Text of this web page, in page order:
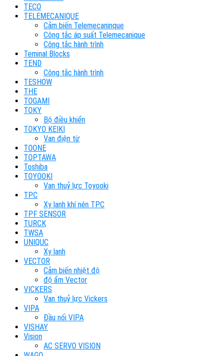
TECO
TELEMECANIQUE
Cảm biến Telemecaninque
Công tắc áp suất Telemecanique
Công tắc hành trình
Teminal Blocks
TEND
Công tắc hành trình
TESHOW
THE
TOGAMI
TOKY
Bộ điều khiển
TOKYO KEIKI
Van điện từ
TOONE
TOPTAWA
Toshiba
TOYOOKI
Van thuỷ lực Toyooki
TPC
Xy lanh khí nén TPC
TPF SENSOR
TURCK
TWSA
UNIQUC
Xy lanh
VECTOR
Cảm biến nhiệt độ
độ ẩm Vector
VICKERS
Van thuỷ lực Vickers
VIPA
Đầu nối VIPA
VISHAY
Vision
AC SERVO VISION